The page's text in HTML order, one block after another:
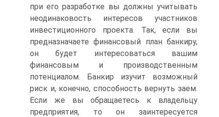
при его разработке вы должны учитывать
неодинаковость интересов участников
инвестиционного проекта. Так, если вы
предназначаете финансовый план банкиру,
он будет интересоваться вашим
финансовым и производственным
потенциалом. Банкир изучит возможный
риск и, конечно, способность вернуть заем.
Если же вы обращаетесь к владельцу
предприятия, то он заинтересуется